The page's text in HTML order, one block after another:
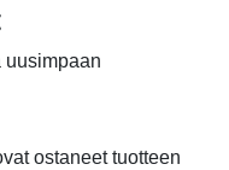
uusimpaan
ostaneet tuotteen